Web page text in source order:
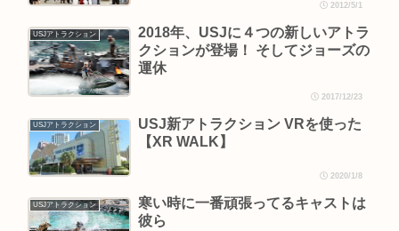
2012/5/1
USJアトラクション
2018年、USJに４つの新しいアトラ
クションが登場！ そしてジョーズの
運休
2017/12/23
USJアトラクション
USJ新アトラクション VRを使った
【XR WALK】
2020/1/8
USJアトラクション
寒い時に一番頑張ってるキャストは
彼ら